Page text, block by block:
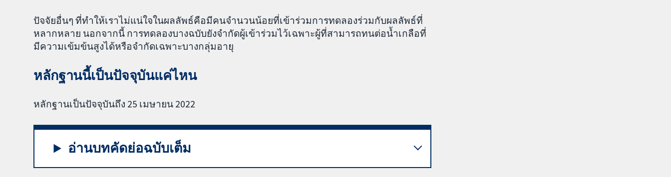
ปัจจัยอื่นๆ ที่ทำให้เราไม่แน่ใจในผลลัพธ์คือมีคนจำนวนน้อยที่เข้าร่วมการทดลองร่วมกับผลลัพธ์ที่
หลากหลาย นอกจากนี้ การทดลองบางฉบับยังจำกัดผู้เข้าร่วมไว้เฉพาะผู้ที่สามารถทนต่อน้ำเกลือที่
มีความเข้มข้นสูงได้หรือจำกัดเฉพาะบางกลุ่มอายุ
หลักฐานนี้เป็นปัจจุบันแค่ไหน
หลักฐานเป็นปัจจุบันถึง 25 เมษายน 2022
อ่านบทคัดย่อฉบับเต็ม